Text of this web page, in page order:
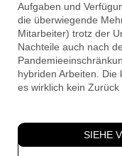
Aufgaben und
die überwiegende
Mitarbeiter) trotz der
Nachteile auch nach
hybriden Arbeiten.
es wirklich kein
SIEHE